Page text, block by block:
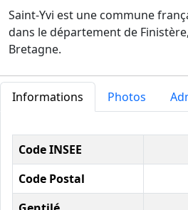
Saint-Yvi est une commune
dans le département de
Bretagne.
Informations Photos
Informations
Code INSEE
Code Postal